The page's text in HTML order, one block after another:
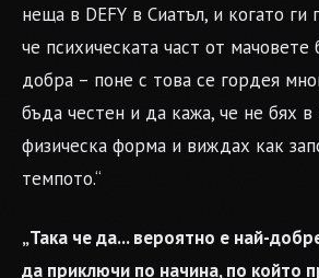
неща в DEFY в Сиатъл, и когато ги
че психическата част от
добра – поне с това се гордея
бъда честен и да кажа, че не бях
физическа форма и виждах как
темпото.“
„Така че да... вероятно е най-
да приключи по начина, по който